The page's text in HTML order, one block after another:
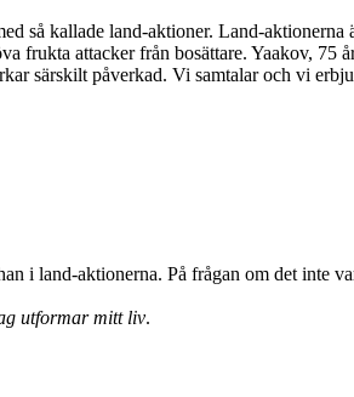
så kallade land-aktioner. Land-aktionerna
frukta attacker från bosättare. Yaakov, 75
särskilt påverkad. Vi samtalar och vi
i land-aktionerna. På frågan om det inte
utformar mitt liv.